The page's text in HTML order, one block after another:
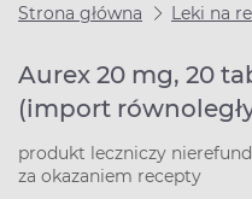
Strona główna Leki na
Aurex 20 mg, 20
(import
produkt leczniczy
za okazaniem recepty